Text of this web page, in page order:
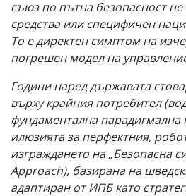
съюз по пътна безопасност
средства или специфичен
То е директен симптом на
погрешен модел на
Години наред държавата
върху крайния потребител
фундаментална парадигмална
илюзията за перфектния,
изграждането на „Безопасна
Approach), базирана на
адаптиран от ИПБ като